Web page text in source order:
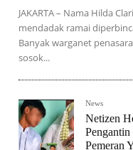
JAKARTA – Nama Hilda
mendadak ramai
Banyak warganet
sosok...
News
Netizen
Pemeran